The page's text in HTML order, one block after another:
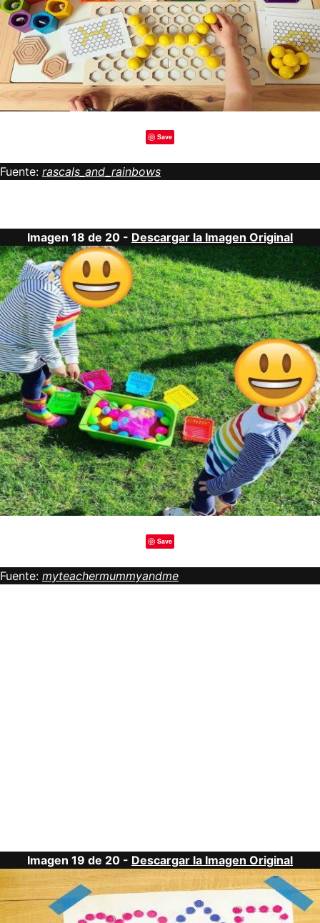
Save
Fuente: rascals_and_rainbows
Imagen 18 de 20 - Descargar la Imagen Original
Save
Fuente: myteachermummyandme
Imagen 19 de 20 - Descargar la Imagen Original